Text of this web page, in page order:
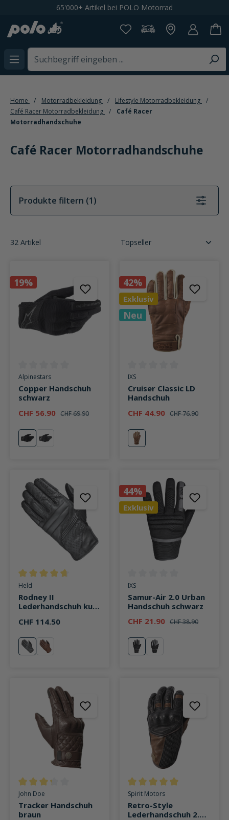
Kostenloser Versand ab CHF 199,-
Home Motorradbekleidung
Lifestyle Motorradbekleidung
Café Racer Motorradbekleidung
Café Racer
Motorradhandschuhe
Café Racer Motorradhandschuhe
Produkte filtern (1)
32 Artikel
19%
Durchschnittliche Bewertung von 0 von 5 Sternen
Alpinestars
Copper Handschuh
schwarz
CHF 56.90 CHF 69.90
schwarz
weiß
42%
Exklusiv
Neu
Durchschnittliche Bewertung
IXS
Cruiser Classic LD
Handschuh
CHF 44.90 CHF 76.90
braun
Durchschnittliche Bewertung von 4.7 von 5 Sternen
Held
Rodney II
Lederhandschuh kurz
CHF 114.50
schwarzbraun
44%
Exklusiv
Durchschnittliche Bewertung
IXS
Samur-Air 2.0 Urban
Handschuh schwarz
CHF 21.90 CHF 38.90
schwarz
weiß
Durchschnittliche Bewertung von 3.3 von 5 Sternen
John Doe
Tracker Handschuh
braun
Durchschnittliche Bewertung
Spirit Motors
Retro-Style
Lederhandschuh 2.0